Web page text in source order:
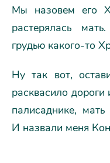
Мы назовем его
растерялась
грудью какого-то
Ну так вот,
расквасило
палисаднике,
И назвали меня